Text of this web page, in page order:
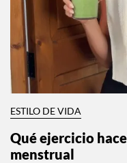
ESTILO DE VIDA
Qué ejercicio
menstrual